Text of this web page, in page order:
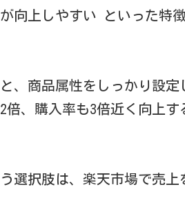
向上しやすい といった特
、商品属性をしっかり設定
倍、購入率も3倍近く向上す
選択肢は、楽天市場で売上